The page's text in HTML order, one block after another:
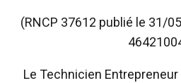
(RNCP 37612 publié le 31/
Le Technicien